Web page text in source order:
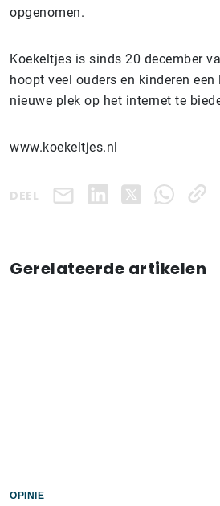
opgenomen.
Koekeltjes is sinds 20 december
hoopt veel ouders en kinderen
nieuwe plek op het internet te
www.koekeltjes.nl
DEEL
Gerelateerde artikelen
OPINIE